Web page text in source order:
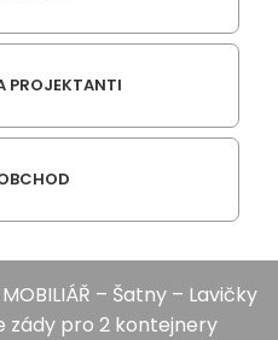
PROJEKTANTI
MOBILIÁŘ – Šatny– Lavičky
zády pro 2 kontejnery